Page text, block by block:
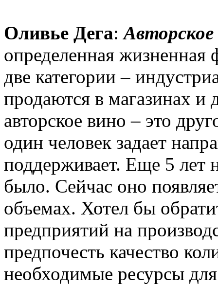
Оливье Дега:
определенная жизненная
две категории –
продаются в магазинах и
авторское вино – это
один человек задает
поддерживает. Еще 5 лет
было. Сейчас оно
объемах. Хотел бы
предприятий на
предпочесть качество
необходимые ресурсы